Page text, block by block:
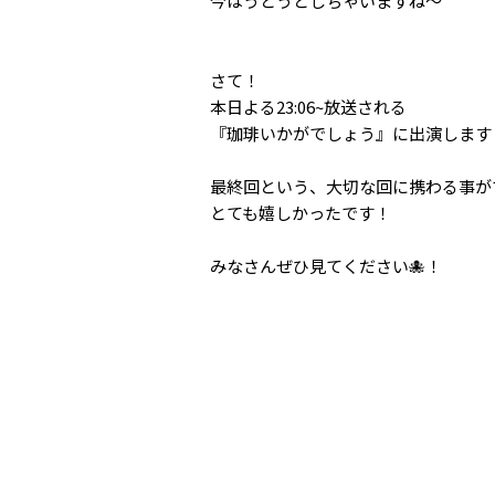
さて！
本日よる23:06~放送される
『珈琲いかがでしょう』に出演します
最終回という、大切な回に携わる事
とても嬉しかったです！
みなさんぜひ見てください🐙！